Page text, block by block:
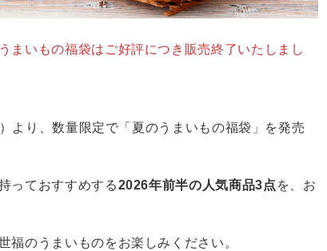
まいもの福袋はご好評につき販売終了いたしまし
より、数量限定で「夏のうまいもの福袋」を発売
っておすすめする2026年前半の人気商品3点 を、お
福のうまいものをお楽しみください。